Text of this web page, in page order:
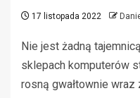
17 listopada 2022
Nie jest żadną
sklepach komputerów
rosną gwałtownie